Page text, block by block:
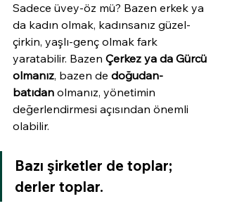
Sadece üvey-öz mü? Bazen erkek ya
da kadın olmak, kadınsanız güzel-
çirkin, yaşlı-genç olmak fark
yaratabilir. Bazen Çerkez ya da Gürcü
olmanız, bazen de doğudan-
batıdan olmanız, yönetimin
değerlendirmesi açısından önemli
olabilir.
Bazı şirketler de toplar;
derler toplar.